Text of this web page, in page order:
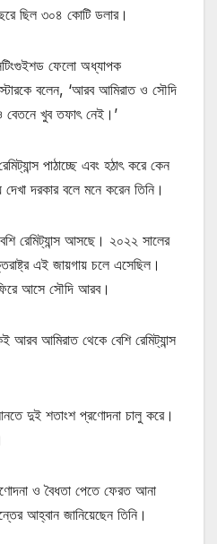
ছিল ৩০৪ কোটি ডলার।
ফেলো অধ্যাপক
বলেন, ‘আরব আমিরাত ও সৌদি
বেতনে খুব তফাৎ নেই।’
পাঠাচ্ছে এবং হঠাৎ করে কেন
দরকার বলে মনে করেন তিনি।
রেমিট্যান্স আসছে। ২০২২ সালের
এই জায়গায় চলে এসেছিল।
আসে সৌদি আরব।
আমিরাত থেকে বেশি রেমিট্যান্স
দুই শতাংশ প্রণোদনা চালু করে।
ও বৈধতা পেতে ফেরত আনা
আহ্বান জানিয়েছেন তিনি।